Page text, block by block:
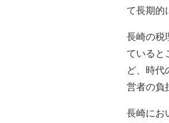
て長期的
長崎の税
ていると
ど、時代
営者の負
長崎にお